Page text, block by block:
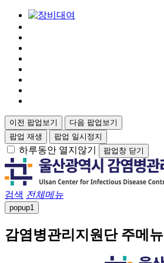
이전 팝업보기
다음 팝업보기
팝업 재생
팝업 일시정지
하루동안 열지않기 팝업창 닫기
검색 전체메뉴
popup1
감염병관리지원단 주메뉴